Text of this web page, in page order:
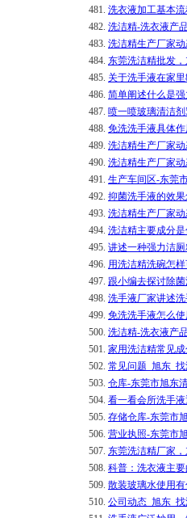
481. 洗衣液加工基本
482. 洗洁精-洗衣液产
483. 洗洁精生产厂家
484. 东莞洗洁精批发
485. 关于洗手液在家
486. 简单阐述什么是
487. 喷一喷玻璃清洁
488. 免洗洗手液具体
489. 洗洁精生产厂家
490. 洗洁精生产厂家
491. 生产车间区-东莞
492. 抑菌洗手液的效
493. 洗洁精生产厂家
494. 洗洁精主要成分
495. 讲述一种强力洁
496. 用洗洁精洗碗怎
497. 跟小编去探讨除
498. 洗手液厂家讲述
499. 免洗洗手液怎么
500. 洗洁精-洗衣液产
501. 家用洗洁精常见
502. 常见问题_旭东_
503. 仓库-东莞市旭东
504. 看一看会所洗手
505. 存储仓库-东莞市
506. 营业执照-东莞市
507. 东莞洗洁精厂家
508. 科普：洗衣液主
509. 散装玻璃水使用
510. 公司动态_旭东_